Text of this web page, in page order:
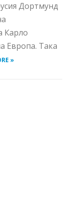
Дортмунд
Карло
Европа. Така
»